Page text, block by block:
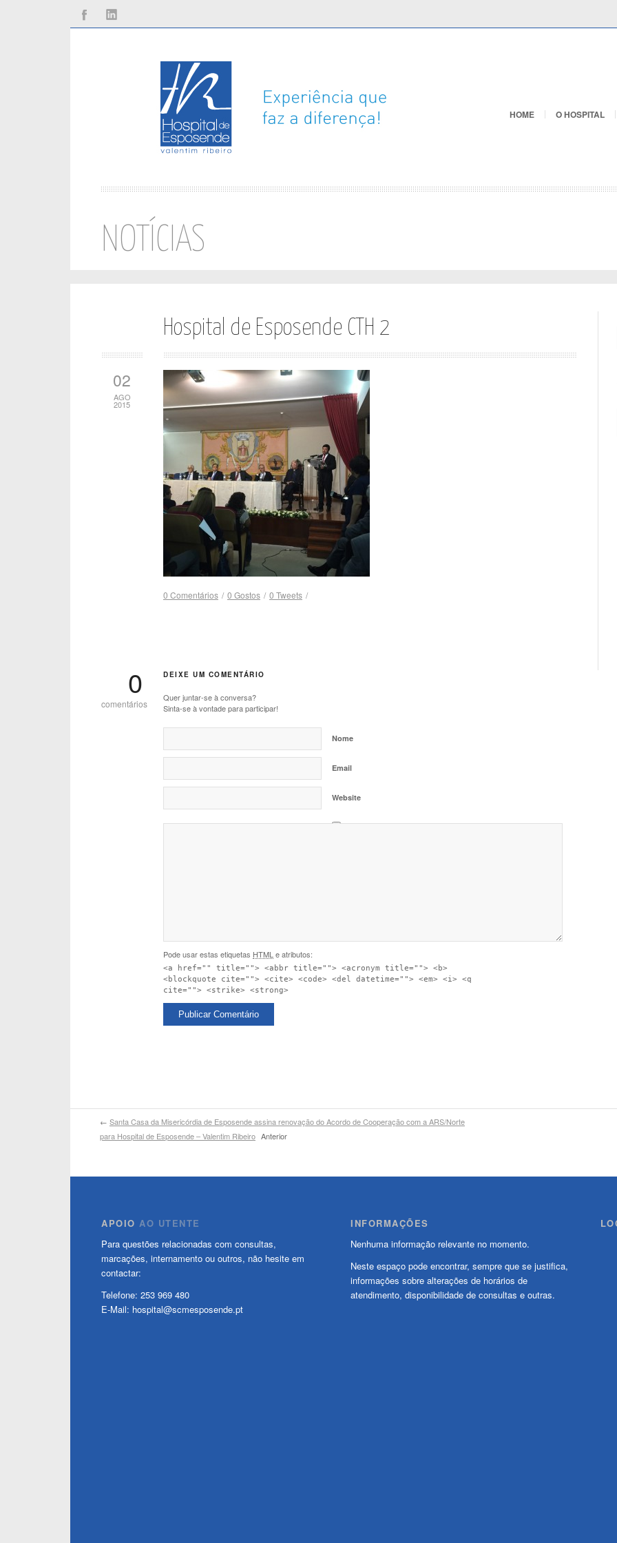
Facebook
HOME O HOSPITAL
NOTÍCIAS
Hospital de Esposende CTH 2
02
AGO
2015
0 Comentários / 0 Gostos / 0 Tweets /
0
comentários
DEIXE UM COMENTÁRIO
Quer juntar-se à conversa?
Sinta-se à vontade para participar!
Nome
Email
Website
Pode usar estas etiquetas HTML e atributos:
<a href="" title=""> <abbr title=""> <acronym title=""> <b>
<blockquote cite=""> <cite> <code> <del datetime=""> <em> <i> <q
cite=""> <strike> <strong>
← Santa Casa da Misericórdia de Esposende assina renovação do Acordo de Cooperação com a ARS/Norte
para Hospital de Esposende – Valentim Ribeiro Anterior
APOIO AO UTENTE
Para questões relacionadas com consultas,
marcações, internamento ou outros, não hesite em
contactar:
Telefone: 253 969 480
E-Mail: hospital@scmesposende.pt
INFORMAÇÕES
Nenhuma informação relevante no momento.
Neste espaço pode encontrar, sempre que se justifica,
informações sobre alterações de horários de
atendimento, disponibilidade de consultas e outras.